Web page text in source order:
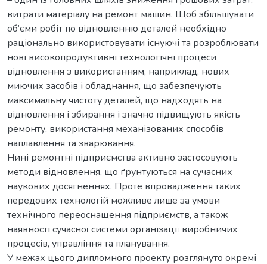
витрати матеріалу на ремонт машин. Щоб збільшувати
об’єми робіт по відновленню деталей необхідно
раціонально використовувати існуючі та розроблювати
нові високопродуктивні технологічні процеси
відновлення з використанням, наприклад, нових
миючих засобів і обладнання, що забезпечують
максимальну чистоту деталей, що надходять на
відновлення і збирання і значно підвищують якість
ремонту, використання механізованих способів
наплавлення та зварювання.
Нині ремонтні підприємства активно застосовують
методи відновлення, що ґрунтуються на сучасних
наукових досягненнях. Проте впровадження таких
передових технологій можливе лише за умови
технічного переоснащення підприємств, а також
наявності сучасної системи організації виробничих
процесів, управління та планування.
У межах цього дипломного проекту розглянуто окремі